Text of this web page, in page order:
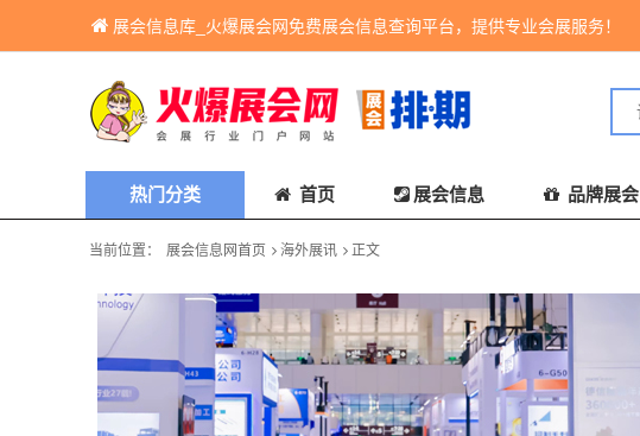
展会信息库_火爆展会网免费展会信息查询平台，提供专业会展服务！
热门分类 首页 展会信息 品牌展会
当前位置： 展会信息网首页 海外展讯 正文